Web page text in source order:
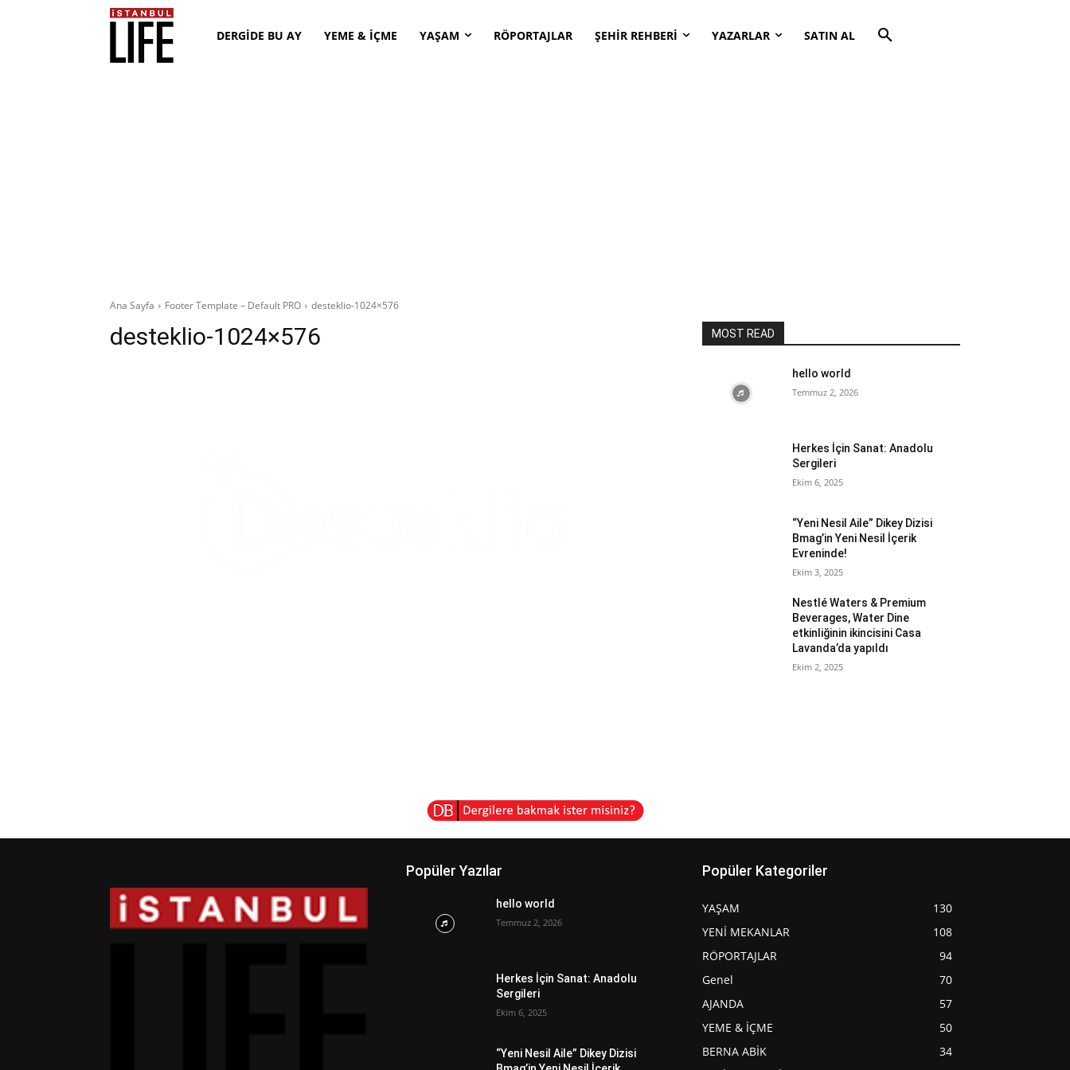
DERGİDE BU AY YEME & İÇME YAŞAM RÖPORTAJLAR ŞEHİR REHBERİ YAZARLAR SATIN AL
Ana Sayfa Footer Template – Default PRO desteklio-1024×576
desteklio-1024×576 MOST READ
hello world
Temmuz 2, 2026
Herkes İçin Sanat: Anadolu
Sergileri
Ekim 6, 2025
“Yeni Nesil Aile” Dikey Dizisi
Bmag’in Yeni Nesil İçerik
Evreninde!
Ekim 3, 2025
Nestlé Waters & Premium
Beverages, Water Dine
etkinliğinin ikincisini Casa
Lavanda’da yapıldı
Ekim 2, 2025
Popüler Yazılar
hello world
Temmuz 2, 2026
Herkes İçin Sanat: Anadolu
Sergileri
Ekim 6, 2025
“Yeni Nesil Aile” Dikey Dizisi
Popüler Kategoriler
YAŞAM
130
YENİ MEKANLAR
108
RÖPORTAJLAR
94
Genel
70
AJANDA
57
YEME & İÇME
50
BERNA ABİK
34